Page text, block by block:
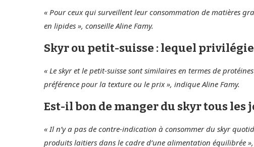
« Pour ceux qui surveillent leur consommation de matières
en lipides », conseille Aline Famy.
Skyr ou petit-suisse : lequel
« Le skyr et le petit-suisse sont similaires en termes de
préférence pour la texture ou le prix », indique Aline Famy.
Est-il bon de manger du skyr tous les
« Il n’y a pas de contre-indication à consommer du skyr
produits laitiers dans le cadre d’une alimentation équilibrée